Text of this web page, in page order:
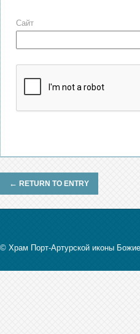
Сайт
← RETURN TO ENTRY
© Храм Порт-Артурской иконы